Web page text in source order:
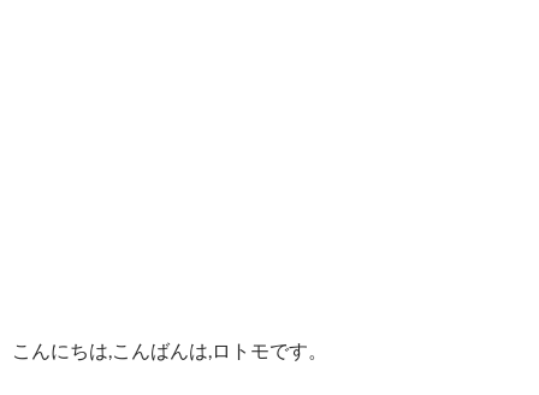
こんにちは,こんばんは,ロトモです。